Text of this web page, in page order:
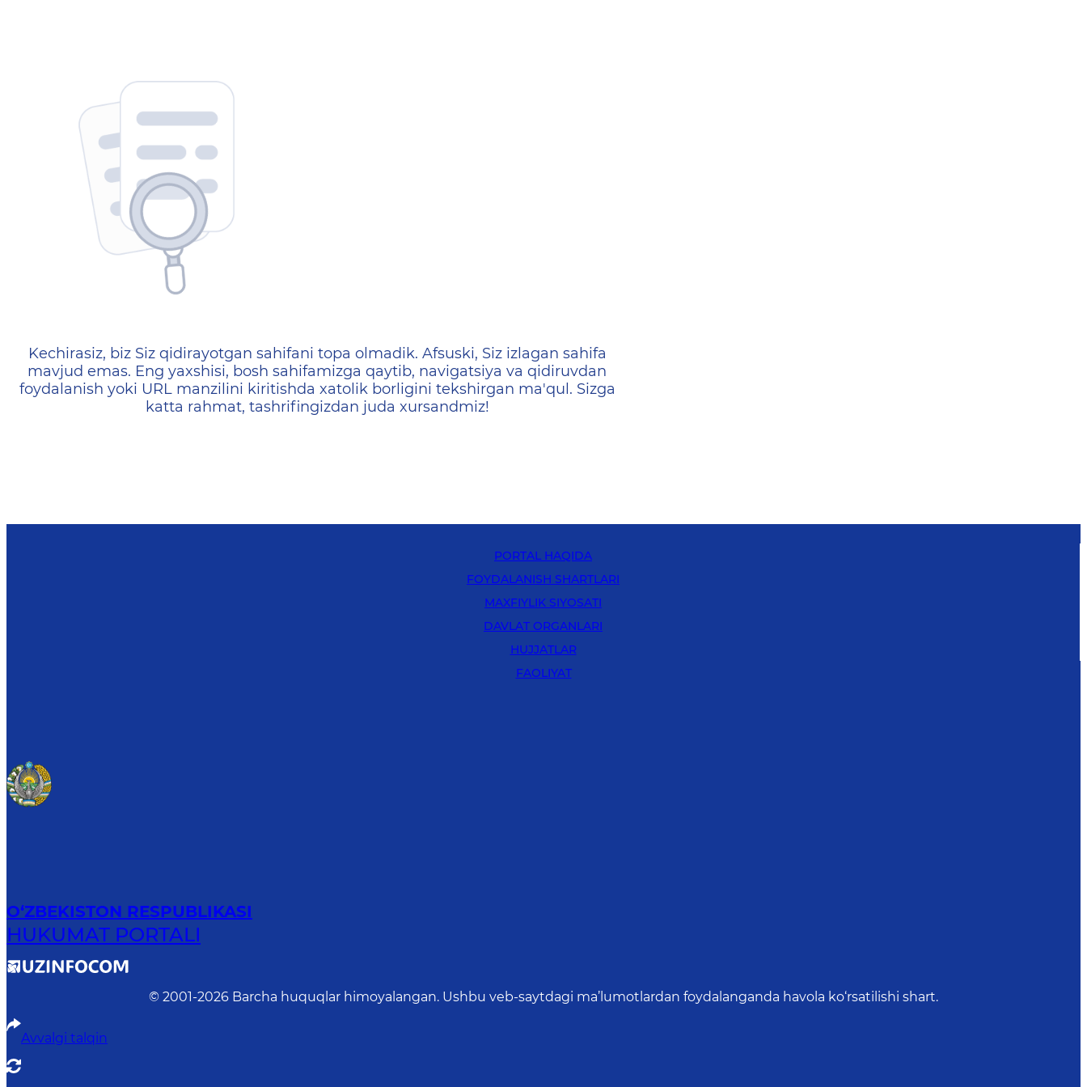
404 — Страница не найдена
Kechirasiz, biz Siz qidirayotgan sahifani topa olmadik. Afsuski, Siz izlagan sahifa
mavjud emas. Eng yaxshisi, bosh sahifamizga qaytib, navigatsiya va qidiruvdan
foydalanish yoki URL manzilini kiritishda xatolik borligini tekshirgan ma'qul. Sizga
katta rahmat, tashrifingizdan juda xursandmiz!
PORTAL HAQIDA
FOYDALANISH SHARTLARI
MAXFIYLIK SIYOSATI
DAVLAT ORGANLARI
HUJJATLAR
FAOLIYAT
O‘ZBEKISTON RESPUBLIKASI
HUKUMAT PORTALI
© 2001-2026 Barcha huquqlar himoyalangan. Ushbu veb-saytdagi ma’lumotlardan foydalanganda havola ko‘rsatilishi shart.
Avvalgi talqin